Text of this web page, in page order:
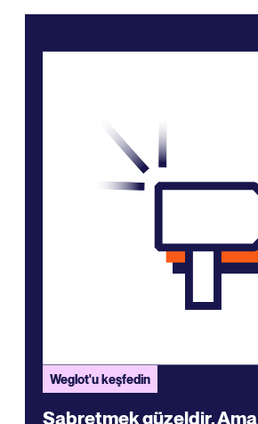
Weglot'u keşfedin
Sabretmek güzeldir. Ama